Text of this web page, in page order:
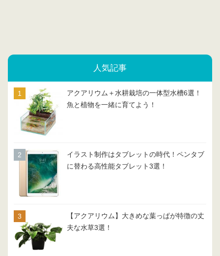
人気記事
アクアリウム＋水耕栽培の一体型水槽6選！
魚と植物を一緒に育てよう！
イラスト制作はタブレットの時代！ペンタブ
に替わる高性能タブレット3選！
【アクアリウム】大きめな葉っぱが特徴の丈
夫な水草3選！